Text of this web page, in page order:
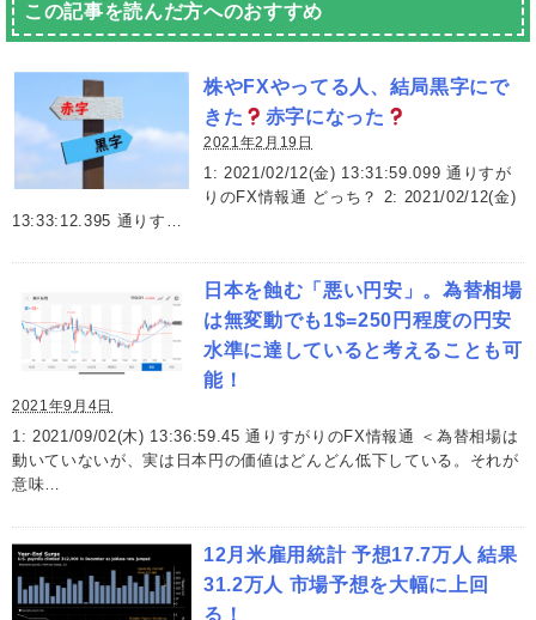
この記事を読んだ方へのおすすめ
株やFXやってる人、結局黒字にで
きた
赤字になった
2021年2月19日
1: 2021/02/12(金) 13:31:59.099 通りすが
りのFX情報通 どっち？ 2: 2021/02/12(金)
13:33:12.395 通りす…
日本を蝕む「悪い円安」。為替相場
は無変動でも1$=250円程度の円安
水準に達していると考えることも可
能！
2021年9月4日
1: 2021/09/02(木) 13:36:59.45 通りすがりのFX情報通 ＜為替相場は
動いていないが、実は日本円の価値はどんどん低下している。それが
意味…
12月米雇用統計 予想17.7万人 結果
31.2万人 市場予想を大幅に上回
る！